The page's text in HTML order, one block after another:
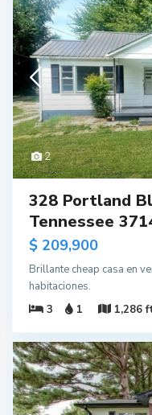
2
328 Portland
Tennessee
$ 209,900
Brillante cheap casa en
habitaciones.
3
1 1,286